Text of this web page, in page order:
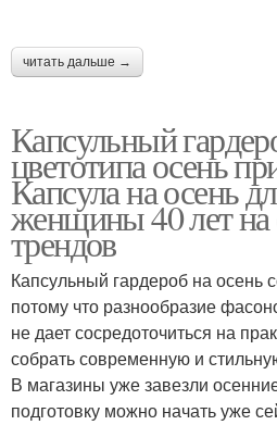
читать дальше →
Капсульный
цветотипа осень
Капсула на осень
женщины 40 лет на
трендов
Капсульный гардероб на осень
потому что разнообразие
не дает сосредоточиться на
собрать современную и
В магазины уже завезли
подготовку можно начать уже